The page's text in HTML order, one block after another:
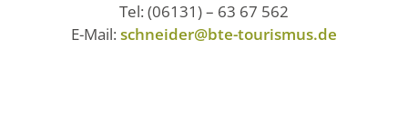
Tel: (06131) – 63 67 562
E-Mail: schneider@bte-tourismus.de